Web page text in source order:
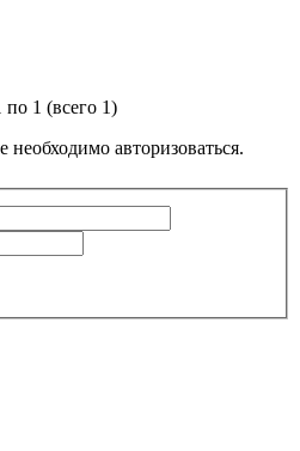
1 (всего 1)
необходимо авторизоваться.